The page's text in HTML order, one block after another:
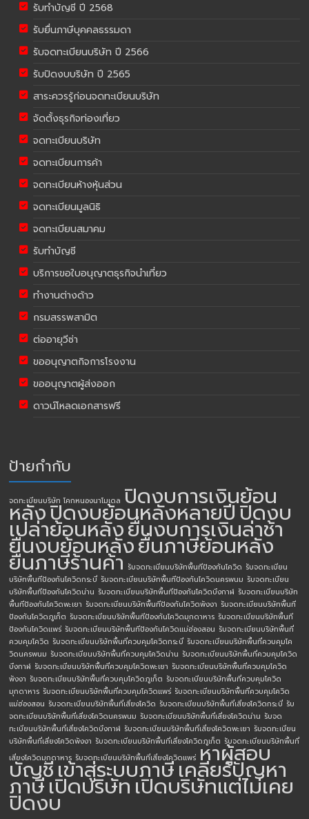
รับทำบัญชี ปี 2568
รับยื่นภาษีบุคคลธรรมดา
รับจดทะเบียนบริษัท ปี 2566
รับปิดงบบริษัท ปี 2565
สาระควรรู้ก่อนจดทะเบียนบริษัท
จัดตั้งธุรกิจท่องเที่ยว
จดทะเบียนบริษัท
จดทะเบียนการค้า
จดทะเบียนห้างหุ้นส่วน
จดทะเบียนมูลนิธิ
จดทะเบียนสมาคม
รับทำบัญชี
บริการขอใบอนุญาตธุรกิจนำเที่ยว
ทำงานต่างด้าว
กรมสรรพสามิต
ต่ออายุวีซ่า
ขออนุญาตกิจการโรงงาน
ขออนุญาตผู้ส่งออก
ดาวน์โหลดเอกสารฟรี
ป้ายกำกับ
จดทะเบียนบริษัท โคกหนองนาโมเดล ปิดงบการเงินย้อน
หลังปิดงบย้อนหลังหลายปีปิดงบ
เปล่าย้อนหลังยื่นงบการเงินล่าช้า
ยื่นงบย้อนหลังยื่นภาษีย้อนหลัง
ยื่นภาษีร้านค้า รับจดทะเบียนบริษัทพื้นทีป้องกันโควิด รับจดทะเบียน
บริษัทพื้นทีป้องกันโควิดกระบี่ รับจดทะเบียนบริษัทพื้นทีป้องกันโควิดนครพนม รับจดทะเบียน
บริษัทพื้นทีป้องกันโควิดน่าน รับจดทะเบียนบริษัทพื้นทีป้องกันโควิดบึงกาฬ รับจดทะเบียนบริษัท
พื้นทีป้องกันโควิดพะเยา รับจดทะเบียนบริษัทพื้นทีป้องกันโควิดพังงา รับจดทะเบียนบริษัทพื้นที
ป้องกันโควิดภูเก็ต รับจดทะเบียนบริษัทพื้นทีป้องกันโควิดมุกดาหาร รับจดทะเบียนบริษัทพื้นที
ป้องกันโควิดแพร่ รับจดทะเบียนบริษัทพื้นทีป้องกันโควิดแม่ฮ่องสอน รับจดทะเบียนบริษัทพื้นที่
ควบคุมโควิด รับจดทะเบียนบริษัทพื้นที่ควบคุมโควิดกระบี่ รับจดทะเบียนบริษัทพื้นที่ควบคุมโค
วิดนครพนม รับจดทะเบียนบริษัทพื้นที่ควบคุมโควิดน่าน รับจดทะเบียนบริษัทพื้นที่ควบคุมโควิด
บึงกาฬ รับจดทะเบียนบริษัทพื้นที่ควบคุมโควิดพะเยา รับจดทะเบียนบริษัทพื้นที่ควบคุมโควิด
พังงา รับจดทะเบียนบริษัทพื้นที่ควบคุมโควิดภูเก็ต รับจดทะเบียนบริษัทพื้นที่ควบคุมโควิด
มุกดาหาร รับจดทะเบียนบริษัทพื้นที่ควบคุมโควิดแพร่ รับจดทะเบียนบริษัทพื้นที่ควบคุมโควิด
แม่ฮ่องสอน รับจดทะเบียนบริษัทพื้นที่เสี่ยงโควิด รับจดทะเบียนบริษัทพื้นที่เสี่ยงโควิดกระบี่ รับ
จดทะเบียนบริษัทพื้นที่เสี่ยงโควิดนครพนม รับจดทะเบียนบริษัทพื้นที่เสี่ยงโควิดน่าน รับจด
ทะเบียนบริษัทพื้นที่เสี่ยงโควิดบึงกาฬ รับจดทะเบียนบริษัทพื้นที่เสี่ยงโควิดพะเยา รับจดทะเบียน
บริษัทพื้นที่เสี่ยงโควิดพังงา รับจดทะเบียนบริษัทพื้นที่เสี่ยงโควิดภูเก็ต รับจดทะเบียนบริษัทพื้นที่
เสี่ยงโควิดมุกดาหาร รับจดทะเบียนบริษัทพื้นที่เสี่ยงโควิดแพร่ หาผู้สอบ
บัญชีเข้าสู่ระบบภาษีเคลียร์ปัญหา
ภาษีเปิดบริษัทเปิดบริษัทแต่ไม่เคย
ปิดงบ